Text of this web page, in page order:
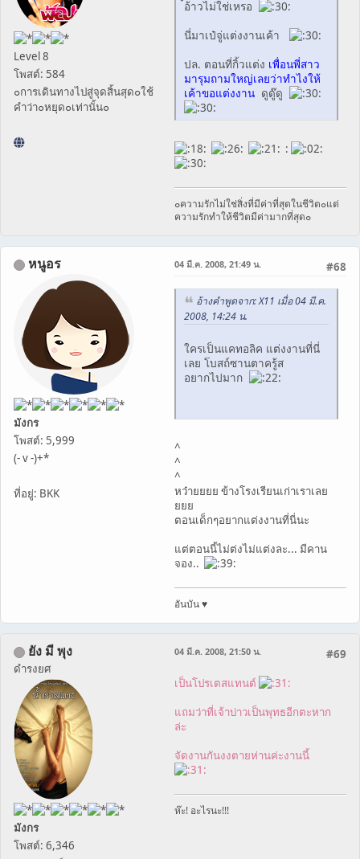
Level 8
โพสต์: 584
๐การเดินทางไปสู่จุดสิ้นสุด๐ใช้
คำว่า๐หยุด๐เท่านั้น๐
้อ้าวไม่ใช่เหรอ
นี่มาเป๋จู่แต่งงานเค้า
ปล. ตอนที่กิ้วแต่ง เพื่อนพี่สาว
มารุมถามใหญ่เลยว่าทำไงให้
เค้าขอแต่งงาน ดูดู๊ดู
:
๐ความรักไม่ใช่สิ่งที่มีค่าที่สุดในชีวิต๐แต่
ความรักทำให้ชีวิตมีค่ามากที่สุด๐
หนูอร
มังกร
โพสต์: 5,999
(- v -)+*
ที่อยู่: BKK
#68
04 มี.ค. 2008, 21:49 น.
อ้างคำพูดจาก: X11 เมื่อ 04 มี.ค.
2008, 14:24 น.
ใครเป็นแคทอลิค แต่งงานที่นี่
เลย โบสถ์ซานตาครู้ส
อยากไปมาก
^
^
^
หว๋ายยยย ข้างโรงเรียนเก่าเราเลย
ยยย
ตอนเด็กๆอยากแต่งงานที่นี่นะ
แต่ตอนนี้ไม่ต่งไม่แต่งละ... มีคาน
จอง..
อันบัน ♥
ยัง มี พุง
ดำรงยศ
มังกร
โพสต์: 6,346
#69
04 มี.ค. 2008, 21:50 น.
เป็นโปรเตสแทนต์
แถมว่าที่เจ้าบ่าวเป็นพุทธอีกตะหาก
ล่ะ
จัดงานกันงงตายห่านค่ะงานนี้
ห๊ะ! อะไรนะ!!!